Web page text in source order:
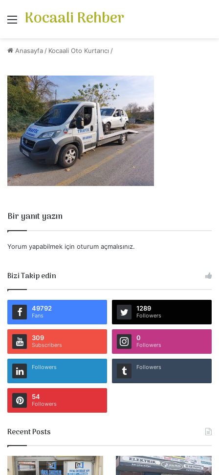
Menü
Kocaali Rehber
Anasayfa / Kocaali Oto Kurtarıcı /
Bir yanıt yazın
Yorum yapabilmek için oturum açmalısınız.
Bizi Takip edin
49792
Fans
1289
Followers
309
Subscribers
0
Followers
Followers Followers
54
Followers
Recent Posts